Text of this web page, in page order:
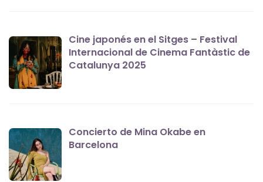
Cine japonés en el Sitges – Festival
Internacional de Cinema Fantàstic de
Catalunya 2025
Concierto de Mina Okabe en
Barcelona